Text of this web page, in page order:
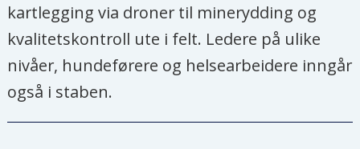
kartlegging via droner til minerydding og
kvalitetskontroll ute i felt. Ledere på ulike
nivåer, hundeførere og helsearbeidere inngår
også i staben.